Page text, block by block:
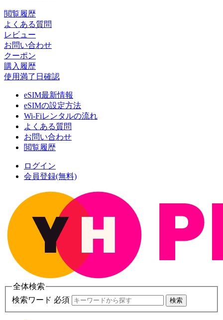
閲覧履歴
よくある質問
レビュー
お問い合わせ
クーポン
購入履歴
使用満了日確認
eSIM最新情報
eSIMの設定方法
Wi-Fiレンタルの流れ
よくある質問
お問い合わせ
閲覧履歴
ログイン
会員登録(無料)
全体検索
検索ワード 必須
検索